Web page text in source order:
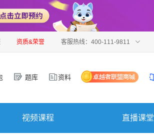
资质&荣誉 客服热线：400-111-9811
题库 资料
视频课程 直播课堂